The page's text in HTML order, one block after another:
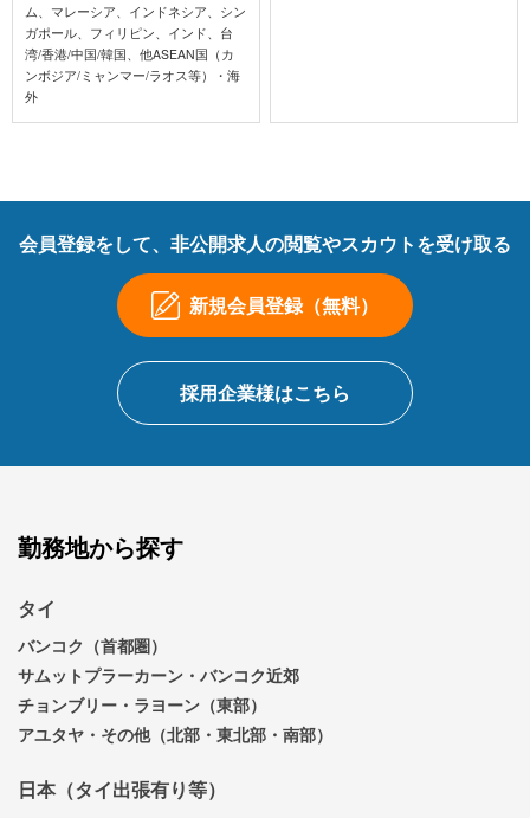
ム、マレーシア、インドネシア、シン
ガポール、フィリピン、インド、台
湾/香港/中国/韓国、他ASEAN国（カ
ンボジア/ミャンマー/ラオス等）・海
外
会員登録をして、非公開求人の閲覧やスカウトを受け取る
新規会員登録（無料）
採用企業様はこちら
勤務地から探す
タイ
バンコク（首都圏）
サムットプラーカーン・バンコク近郊
チョンブリー・ラヨーン（東部）
アユタヤ・その他（北部・東北部・南部）
日本（タイ出張有り等）